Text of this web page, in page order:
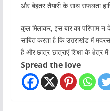
और बेहतर तैयारी के साथ सफलता
कुल मिलाकर, इस बार का परिणाम
साबित करता है कि उत्तराखंड में
है और छात्र-छात्राएं शिक्षा के क्षेत्र
Spread the love